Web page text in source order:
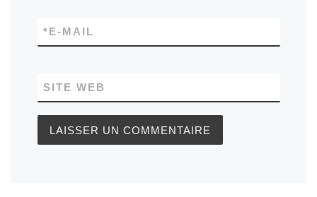
E-MAIL
*
SITE WEB